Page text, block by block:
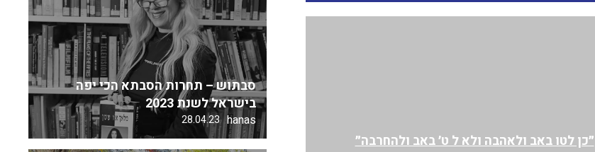
״כן לטו באב ולאהבה ולא ל ט׳ באב ולהחרבה״
סבתוש – תחרות הסבתא הכי יפה
בישראל לשנת 2023
hanas
28.04.23